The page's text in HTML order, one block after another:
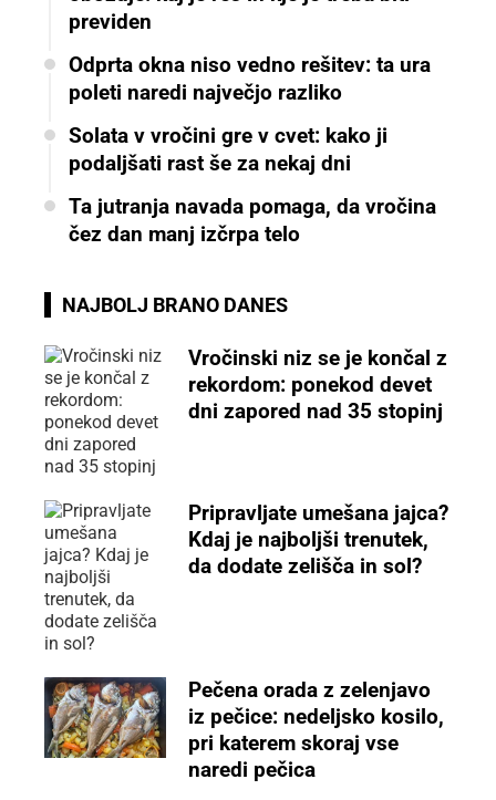
previden
Odprta okna niso vedno rešitev: ta ura
poleti naredi največjo razliko
Solata v vročini gre v cvet: kako ji
podaljšati rast še za nekaj dni
Ta jutranja navada pomaga, da vročina
čez dan manj izčrpa telo
NAJBOLJ BRANO DANES
Vročinski niz se je končal z
rekordom: ponekod devet
dni zapored nad 35 stopinj
Pripravljate umešana jajca?
Kdaj je najboljši trenutek,
da dodate zelišča in sol?
Pečena orada z zelenjavo
iz pečice: nedeljsko kosilo,
pri katerem skoraj vse
naredi pečica